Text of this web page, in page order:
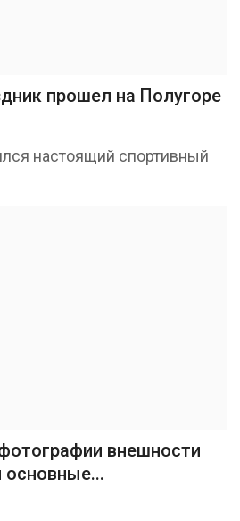
прошел на Полугоре
настоящий спортивный
внешности